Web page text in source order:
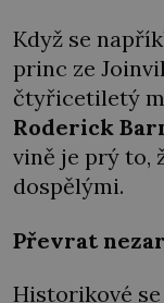
Když se
princ ze
čtyřicetiletý
Roderick
vině je prý to,
dospělými.
Převrat
Historikové